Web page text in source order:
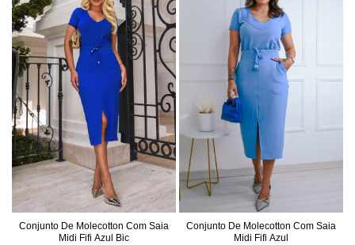
Conjunto De Molecotton Com Saia
Midi Fifi Azul Bic
Conjunto De Molecotton Com Saia
Midi Fifi Azul